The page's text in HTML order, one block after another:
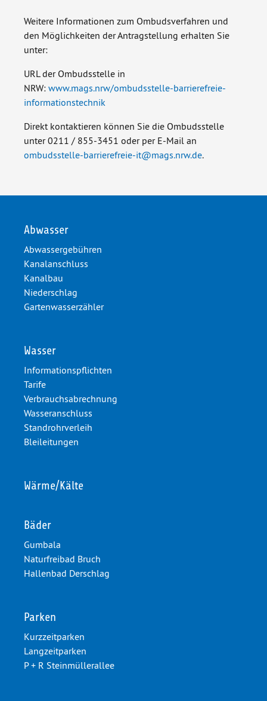
Weitere Informationen zum Ombudsverfahren und
den Möglichkeiten der Antragstellung erhalten Sie
unter:
URL der Ombudsstelle in
NRW: www.mags.nrw/ombudsstelle-barrierefreie-
informationstechnik
Direkt kontaktieren können Sie die Ombudsstelle
unter 0211 / 855-3451 oder per E-Mail an
ombudsstelle-barrierefreie-it@mags.nrw.de.
Abwasser
Abwassergebühren
Kanalanschluss
Kanalbau
Niederschlag
Gartenwasserzähler
Wasser
Informationspflichten
Tarife
Verbrauchsabrechnung
Wasseranschluss
Standrohrverleih
Bleileitungen
Wärme/Kälte
Bäder
Gumbala
Naturfreibad Bruch
Hallenbad Derschlag
Parken
Kurzzeitparken
Langzeitparken
P + R Steinmüllerallee